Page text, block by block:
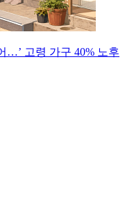
…’ 고령 가구 40% 노후